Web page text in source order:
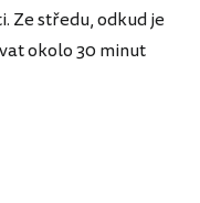
Ze středu, odkud je
okolo 30 minut